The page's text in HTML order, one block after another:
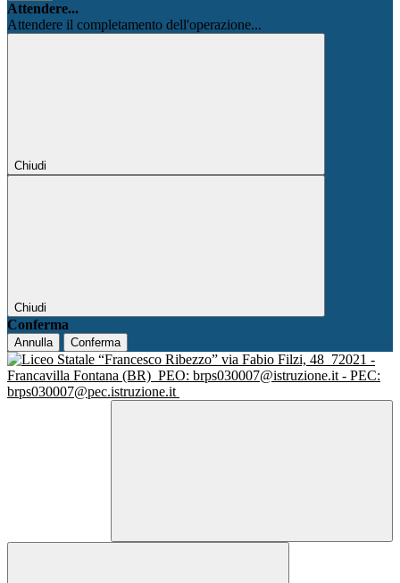
Attendere...
Attendere il completamento dell'operazione...
Chiudi
Chiudi
Conferma
Annulla Conferma
via Fabio Filzi, 48 72021 -
Francavilla Fontana (BR) PEO: brps030007@istruzione.it - PEC:
brps030007@pec.istruzione.it